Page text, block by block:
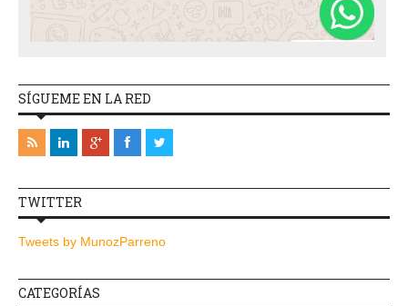
SÍGUEME EN LA RED
TWITTER
Tweets by MunozParreno
CATEGORÍAS